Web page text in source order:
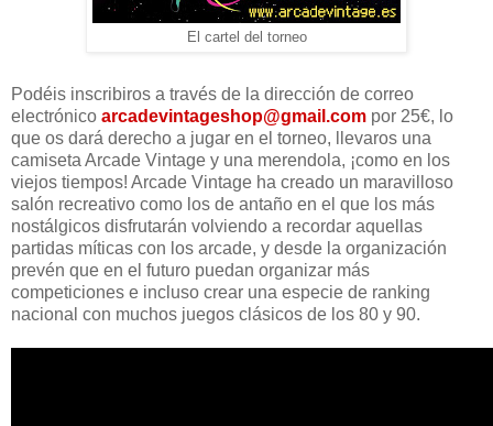
El cartel del torneo
Podéis inscribiros a través de la dirección de correo
electrónico arcadevintageshop@gmail.com por 25€, lo
que os dará derecho a jugar en el torneo, llevaros una
camiseta Arcade Vintage y una merendola, ¡como en los
viejos tiempos! Arcade Vintage ha creado un maravilloso
salón recreativo como los de antaño en el que los más
nostálgicos disfrutarán volviendo a recordar aquellas
partidas míticas con los arcade, y desde la organización
prevén que en el futuro puedan organizar más
competiciones e incluso crear una especie de ranking
nacional con muchos juegos clásicos de los 80 y 90.